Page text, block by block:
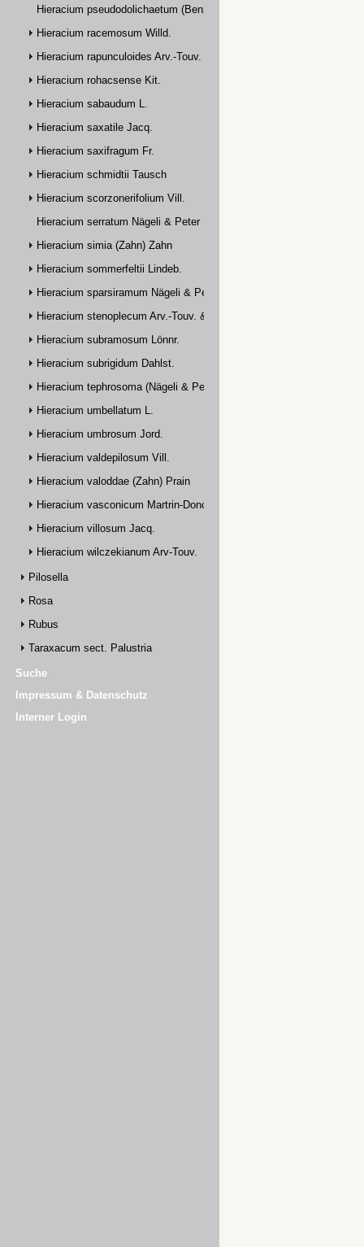
Hieracium pseudodolichaetum (Benz & Zahn) Zahn
Hieracium racemosum Willd.
Hieracium rapunculoides Arv.-Touv.
Hieracium rohacsense Kit.
Hieracium sabaudum L.
Hieracium saxatile Jacq.
Hieracium saxifragum Fr.
Hieracium schmidtii Tausch
Hieracium scorzonerifolium Vill.
Hieracium serratum Nägeli & Peter
Hieracium simia (Zahn) Zahn
Hieracium sommerfeltii Lindeb.
Hieracium sparsiramum Nägeli & Peter
Hieracium stenoplecum Arv.-Touv. & Huter
Hieracium subramosum Lönnr.
Hieracium subrigidum Dahlst.
Hieracium tephrosoma (Nägeli & Peter) Zahn
Hieracium umbellatum L.
Hieracium umbrosum Jord.
Hieracium valdepilosum Vill.
Hieracium valoddae (Zahn) Prain
Hieracium vasconicum Martrin-Donos
Hieracium villosum Jacq.
Hieracium wilczekianum Arv-Touv.
Pilosella
Rosa
Rubus
Taraxacum sect. Palustria
Suche
Impressum & Datenschutz
Interner Login